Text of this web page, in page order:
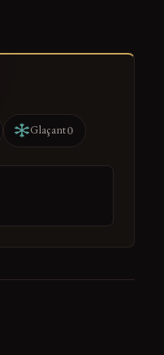
Glaçant0